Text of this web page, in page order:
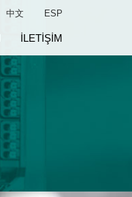
ILETIŞIM
中文 ESP